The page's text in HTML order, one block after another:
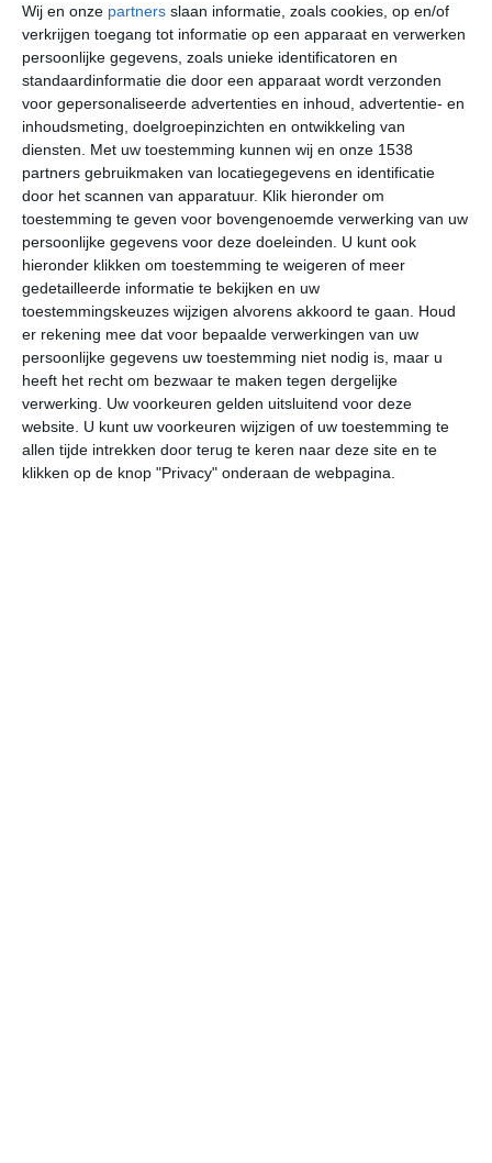
Wij en onze partners slaan informatie, zoals cookies, op en/of
verkrijgen toegang tot informatie op een apparaat en verwerken
persoonlijke gegevens, zoals unieke identificatoren en
standaardinformatie die door een apparaat wordt verzonden
voor gepersonaliseerde advertenties en inhoud, advertentie- en
inhoudsmeting, doelgroepinzichten en ontwikkeling van
diensten.
Met uw toestemming kunnen wij en onze 1538
partners gebruikmaken van locatiegegevens en identificatie
door het scannen van apparatuur. Klik hieronder om
toestemming te geven voor bovengenoemde verwerking van uw
persoonlijke gegevens voor deze doeleinden. U kunt ook
hieronder klikken om toestemming te weigeren of meer
gedetailleerde informatie te bekijken en uw
toestemmingskeuzes wijzigen alvorens akkoord te gaan.
Houd
er rekening mee dat voor bepaalde verwerkingen van uw
persoonlijke gegevens uw toestemming niet nodig is, maar u
heeft het recht om bezwaar te maken tegen dergelijke
verwerking. Uw voorkeuren gelden uitsluitend voor deze
website. U kunt uw voorkeuren wijzigen of uw toestemming te
allen tijde intrekken door terug te keren naar deze site en te
klikken op de knop "Privacy" onderaan de webpagina.
17°C
za
22°
zo ma
28° 15°
di
20° 11°
22°C 22°C 16°C
15:00 18:00 21:00 00:00 03:00
15:00 18:00 21:00 00:00 03:00